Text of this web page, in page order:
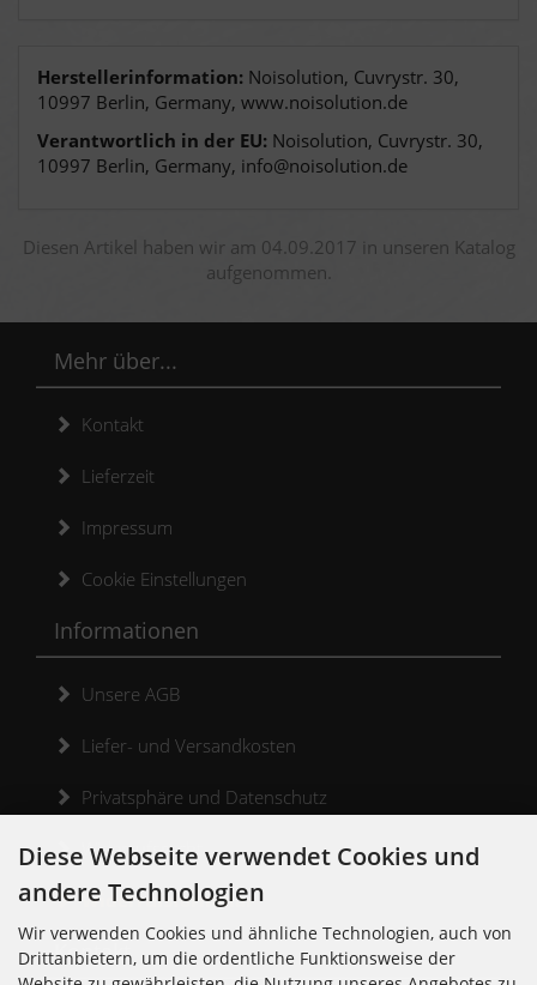
Herstellerinformation: Noisolution, Cuvrystr. 30,
10997 Berlin, Germany, www.noisolution.de
Verantwortlich in der EU: Noisolution, Cuvrystr. 30,
10997 Berlin, Germany, info@noisolution.de
Diesen Artikel haben wir am 04.09.2017 in unseren Katalog
aufgenommen.
Mehr über...
Kontakt
Lieferzeit
Impressum
Cookie Einstellungen
Informationen
Unsere AGB
Liefer- und Versandkosten
Privatsphäre und Datenschutz
Widerrufsrecht
Widerrufsformular
Kontakt
Diese Webseite verwendet Cookies und
andere Technologien
Wir verwenden Cookies und ähnliche Technologien, auch von
Drittanbietern, um die ordentliche Funktionsweise der